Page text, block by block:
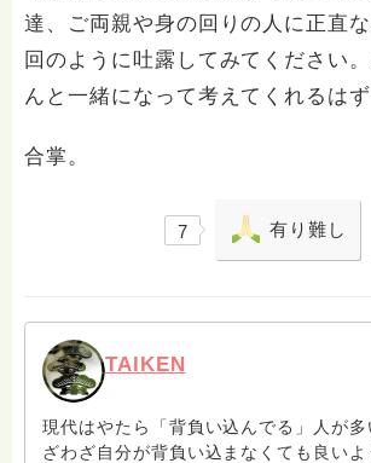
達、ご両親や身の回りの人に正直
回のように吐露してみてください
んと一緒になって考えてくれるはず
合掌。
7 有り難し
TAIKEN
現代はやたら「背負い込んでる」人が
ざわざ自分が背負い込まなくても良い